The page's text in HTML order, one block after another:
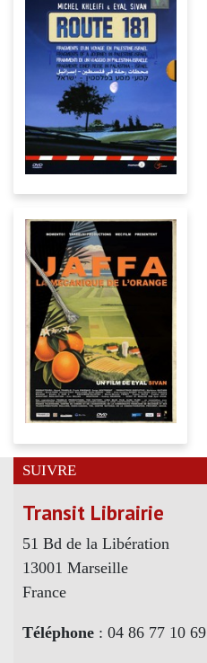
SUIVRE
Transit Librairie
51 Bd de la Libération
13001 Marseille
France
Téléphone : 04 86 77 10 69